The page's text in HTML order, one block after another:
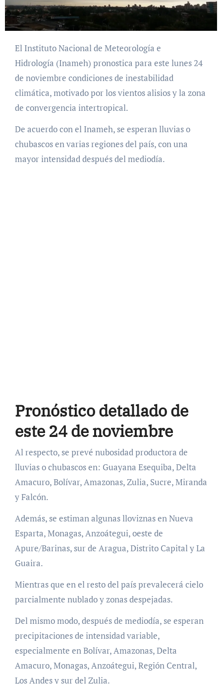
El Instituto Nacional de Meteorología e
Hidrología (Inameh) pronostica para este lunes 24
de noviembre condiciones de inestabilidad
climática, motivado por los vientos alisios y la zona
de convergencia intertropical.
De acuerdo con el Inameh, se esperan lluvias o
chubascos en varias regiones del país, con una
mayor intensidad después del mediodía.
Pronóstico detallado de
este 24 de noviembre
Al respecto, se prevé nubosidad productora de
lluvias o chubascos en: Guayana Esequiba, Delta
Amacuro, Bolívar, Amazonas, Zulia, Sucre, Miranda
y Falcón.
Además, se estiman algunas lloviznas en Nueva
Esparta, Monagas, Anzoátegui, oeste de
Apure/Barinas, sur de Aragua, Distrito Capital y La
Guaira.
Mientras que en el resto del país prevalecerá cielo
parcialmente nublado y zonas despejadas.
Del mismo modo, después de mediodía, se esperan
precipitaciones de intensidad variable,
especialmente en Bolívar, Amazonas, Delta
Amacuro, Monagas, Anzoátegui, Región Central,
Los Andes y sur del Zulia.